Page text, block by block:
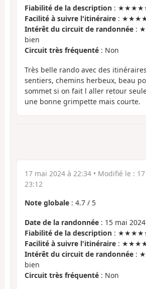
Fiabilité de la description : ★★★★★
Facilité à suivre l'itinéraire :
Intérêt du circuit de randonnée :
bien
Circuit très fréquenté : Non
Très belle rando avec des
sentiers, chemins herbeux, beau
sommet si on fait l aller retour
une bonne grimpette mais courte.
17 mai 2024 à 22:34 • Modifié le :
23:12
Note globale : 4.7 / 5
Date de la randonnée : 15 mai 2024
Fiabilité de la description : ★★★★★
Facilité à suivre l'itinéraire :
Intérêt du circuit de randonnée :
bien
Circuit très fréquenté : Non